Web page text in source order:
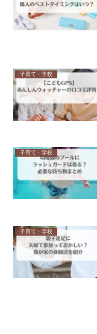
子育て・学校
子育て・学校
子育て・学校